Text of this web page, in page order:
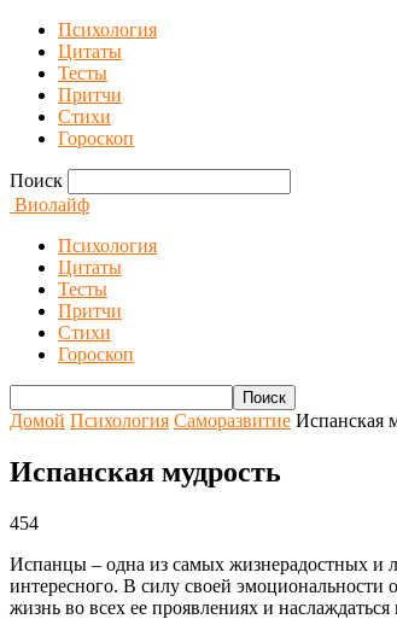
Психология
Цитаты
Тесты
Притчи
Стихи
Гороскоп
Поиск
Виолайф
Психология
Цитаты
Тесты
Притчи
Стихи
Гороскоп
Домой Психология Саморазвитие Испанская
Испанская мудрость
454
Испанцы – одна из самых жизнерадостных и
интересного. В силу своей
жизнь во всех ее проявлениях и